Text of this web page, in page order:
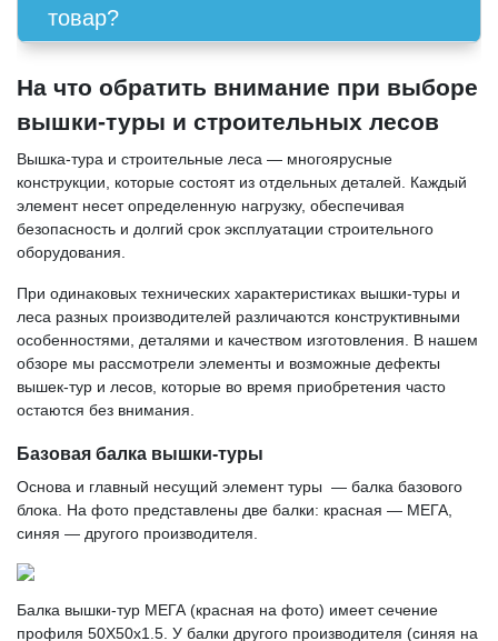
товар?
На что обратить внимание при выборе
вышки-туры и строительных лесов
Вышка-тура и строительные леса — многоярусные
конструкции, которые состоят из отдельных деталей. Каждый
элемент несет определенную нагрузку, обеспечивая
безопасность и долгий срок эксплуатации строительного
оборудования.
При одинаковых технических характеристиках вышки-туры и
леса разных производителей различаются конструктивными
особенностями, деталями и качеством изготовления. В нашем
обзоре мы рассмотрели элементы и возможные дефекты
вышек-тур и лесов, которые во время приобретения часто
остаются без внимания.
Базовая балка вышки-туры
Основа и главный несущий элемент туры — балка базового
блока. На фото представлены две балки: красная — МЕГА,
синяя — другого производителя.
Балка вышки-тур МЕГА (красная на фото) имеет сечение
профиля 50Х50х1.5. У балки другого производителя (синяя на